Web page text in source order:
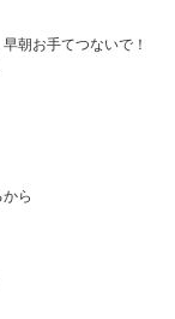
朝お手てつないで！
ら